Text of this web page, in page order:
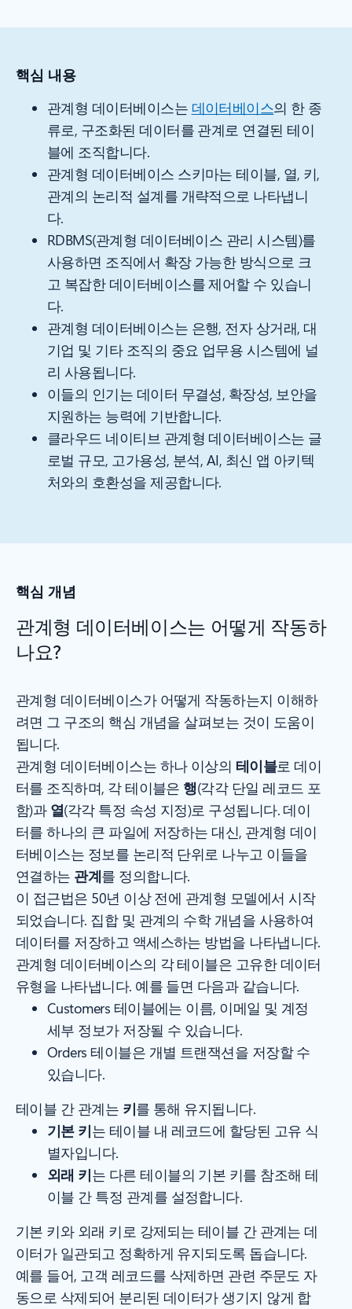
핵심 내용
관계형 데이터베이스는 데이터베이스의 한 종
류로, 구조화된 데이터를 관계로 연결된 테이
블에 조직합니다.
관계형 데이터베이스 스키마는 테이블, 열, 키,
관계의 논리적 설계를 개략적으로 나타냅니
다.
RDBMS(관계형 데이터베이스 관리 시스템)를
사용하면 조직에서 확장 가능한 방식으로 크
고 복잡한 데이터베이스를 제어할 수 있습니
다.
관계형 데이터베이스는 은행, 전자 상거래, 대
기업 및 기타 조직의 중요 업무용 시스템에 널
리 사용됩니다.
이들의 인기는 데이터 무결성, 확장성, 보안을
지원하는 능력에 기반합니다.
클라우드 네이티브 관계형 데이터베이스는 글
로벌 규모, 고가용성, 분석, AI, 최신 앱 아키텍
처와의 호환성을 제공합니다.
핵심 개념
관계형 데이터베이스는 어떻게 작동하
나요?
관계형 데이터베이스가 어떻게 작동하는지 이해하
려면 그 구조의 핵심 개념을 살펴보는 것이 도움이
됩니다.
관계형 데이터베이스는 하나 이상의 테이블로 데이
터를 조직하며, 각 테이블은 행(각각 단일 레코드 포
함)과 열(각각 특정 속성 지정)로 구성됩니다. 데이
터를 하나의 큰 파일에 저장하는 대신, 관계형 데이
터베이스는 정보를 논리적 단위로 나누고 이들을
연결하는 관계를 정의합니다.
이 접근법은 50년 이상 전에 관계형 모델에서 시작
되었습니다. 집합 및 관계의 수학 개념을 사용하여
데이터를 저장하고 액세스하는 방법을 나타냅니다.
관계형 데이터베이스의 각 테이블은 고유한 데이터
유형을 나타냅니다. 예를 들면 다음과 같습니다.
Customers 테이블에는 이름, 이메일 및 계정
세부 정보가 저장될 수 있습니다.
Orders 테이블은 개별 트랜잭션을 저장할 수
있습니다.
테이블 간 관계는 키를 통해 유지됩니다.
기본 키는 테이블 내 레코드에 할당된 고유 식
별자입니다.
외래 키는 다른 테이블의 기본 키를 참조해 테
이블 간 특정 관계를 설정합니다.
기본 키와 외래 키로 강제되는 테이블 간 관계는 데
이터가 일관되고 정확하게 유지되도록 돕습니다.
예를 들어, 고객 레코드를 삭제하면 관련 주문도 자
동으로 삭제되어 분리된 데이터가 생기지 않게 합